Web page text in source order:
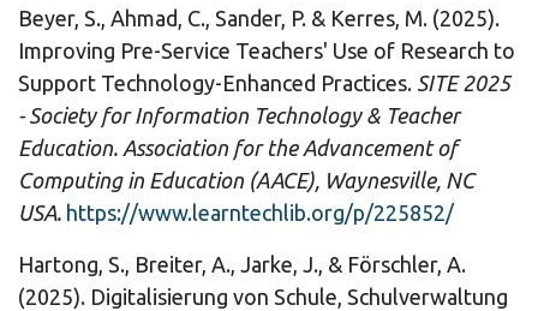
Beyer, S., Ahmad, C., Sander, P. & Kerres, M. (2025).
Improving Pre-Service Teachers' Use of Research to
Support Technology-Enhanced Practices. SITE 2025
- Society for Information Technology & Teacher
Education. Association for the Advancement of
Computing in Education (AACE), Waynesville, NC
USA. https://www.learntechlib.org/p/225852/
Hartong, S., Breiter, A., Jarke, J., & Förschler, A.
(2025). Digitalisierung von Schule, Schulverwaltung